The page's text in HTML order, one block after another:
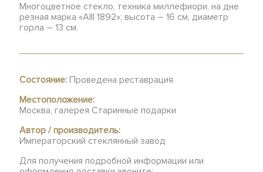
Многоцветное стекло, техника миллефиори, на дне
резная марка «AIII 1892»; высота – 16 см, диаметр
горла – 13 см.
Состояние: Проведена реставрация
Местоположение:
Москва, галерея Старинные подарки
Автор / производитель:
Императорский стеклянный завод
Для получения подробной информации или